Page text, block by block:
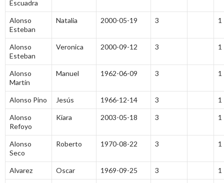
Escuadra
Alonso
Esteban
Natalia 2000-05-19 3 1
Alonso
Esteban
Veronica 2000-09-12 3 1
Alonso
Martín
Manuel 1962-06-09 3 1
Alonso Pino Jesús 1966-12-14 3 1
Alonso
Refoyo
Kiara 2003-05-18 3 1
Alonso
Seco
Roberto 1970-08-22 3 1
Alvarez Oscar 1969-09-25 3 1